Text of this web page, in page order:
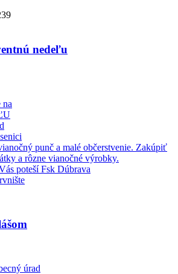
nedeľu
na
punč a malé občerstvenie. Zakúpiť
a rôzne vianočné výrobky.
poteší Fsk Dúbrava
úrad